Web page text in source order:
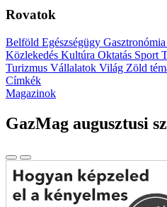
Rovatok
Belföld Egészségügy Gasztronómia
Közlekedés Kultúra Oktatás Sport
Turizmus Vállalatok Világ Zöld
Címkék
Magazinok
GazMag augusztusi